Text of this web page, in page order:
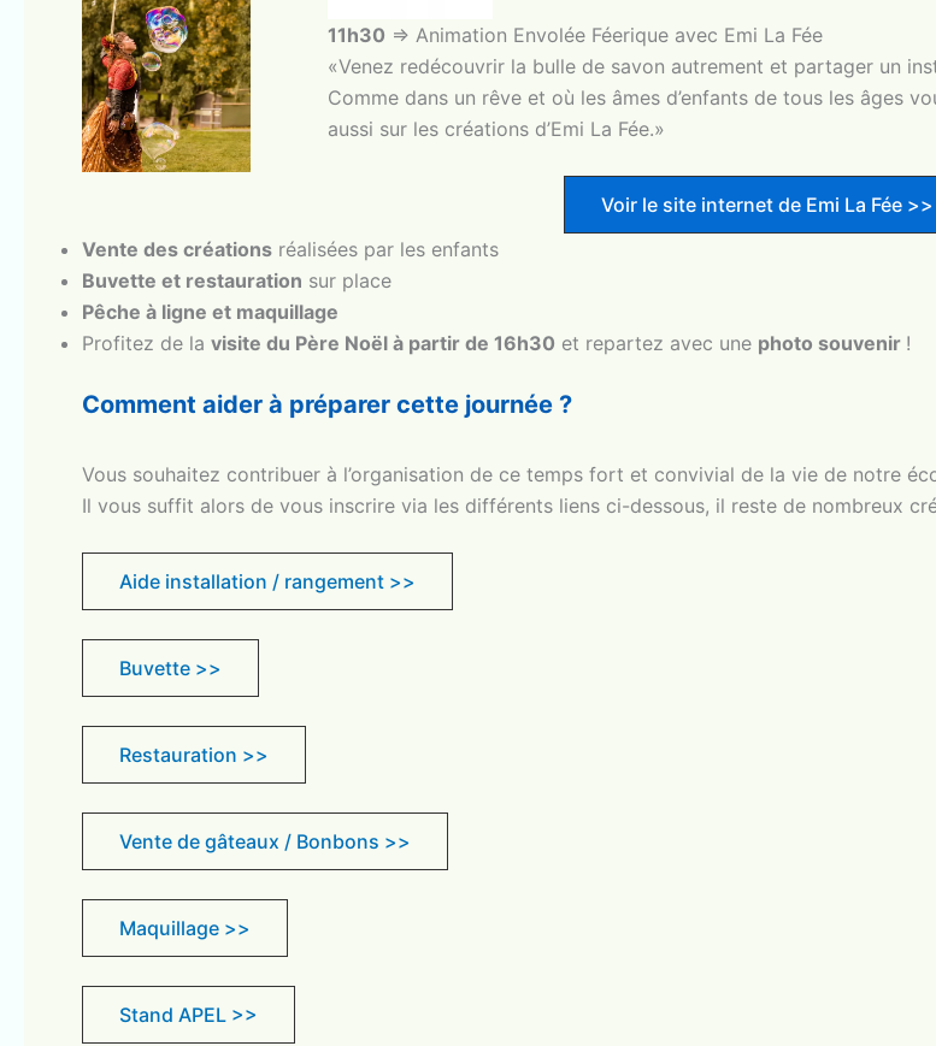
11h30 => Animation Envolée Féerique avec Emi La Fée
«Venez redécouvrir la bulle de savon autrement et partager un
Comme dans un rêve et où les âmes d’enfants de tous les âges
aussi sur les créations d’Emi La Fée.»
Voir le site internet de Emi La Fée >>
Vente des créations réalisées par les enfants
Buvette et restauration sur place
Pêche à ligne et maquillage
Profitez de la visite du Père Noël à partir de 16h30 et repartez avec une photo souvenir !
Comment aider à préparer cette journée ?
Vous souhaitez contribuer à l’organisation de ce temps fort et convivial de la vie de notre
Il vous suffit alors de vous inscrire via les différents liens ci-dessous, il reste de nombreux
Aide installation / rangement >>
Buvette >>
Restauration >>
Vente de gâteaux / Bonbons >>
Maquillage >>
Stand APEL >>